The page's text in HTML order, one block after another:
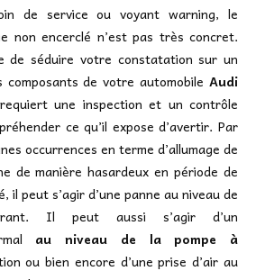
de service ou voyant warning, le
non encerclé n’est pas très concret.
de séduire votre constatation sur un
de votre automobile Audi
une inspection et un contrôle
ce qu’il expose d’avertir. Par
occurrences en terme d’allumage de
de manière hasardeux en période de
il peut s’agir d’une panne au niveau de
Il peut aussi s’agir d’un
au niveau de la pompe à
ou bien encore d’une prise d’air au